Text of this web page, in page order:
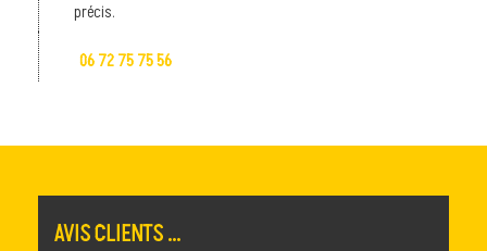
précis.
06 72 75 75 56
AVIS CLIENTS ...